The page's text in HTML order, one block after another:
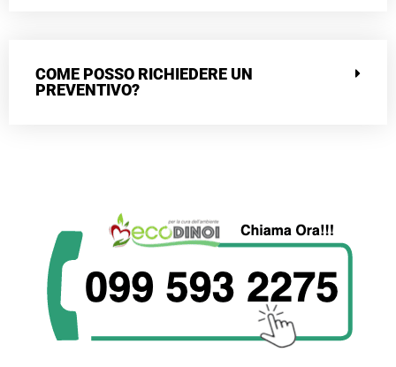
COME POSSO RICHIEDERE UN
PREVENTIVO?